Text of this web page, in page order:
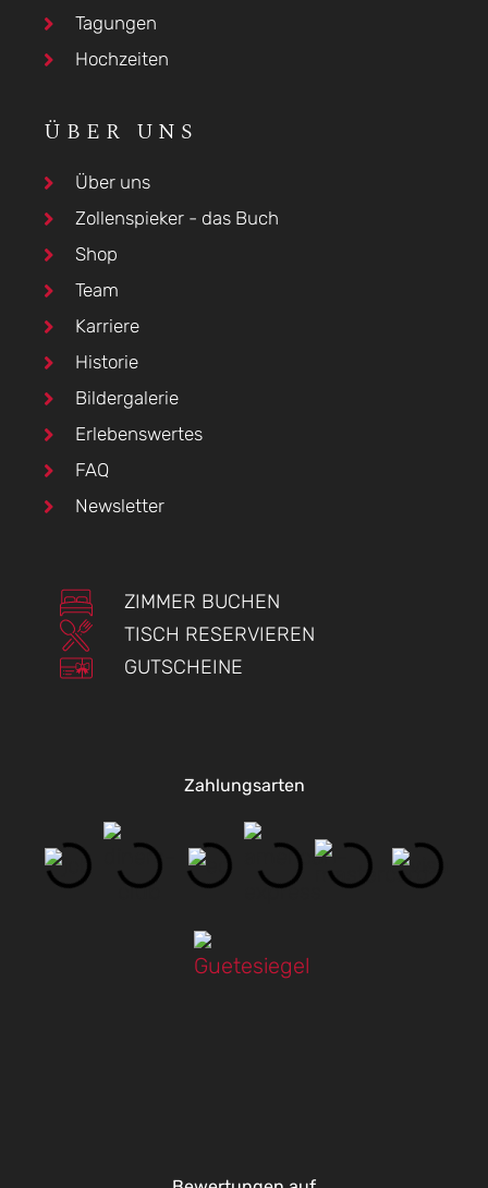
Tagungen
Hochzeiten
ÜBER UNS
Über uns
Zollenspieker - das Buch
Shop
Team
Karriere
Historie
Bildergalerie
Erlebenswertes
FAQ
Newsletter
ZIMMER BUCHEN
TISCH RESERVIEREN
GUTSCHEINE
Zahlungsarten